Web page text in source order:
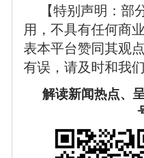
【特别声明：
用，不具有任何商
表本平台赞同其观
有误，请及时和我
解读新闻热点、